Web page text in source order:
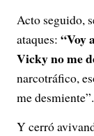
Acto seguido,
ataques: “Voy
Vicky no me
narcotráfico,
me desmiente”.
Y cerró